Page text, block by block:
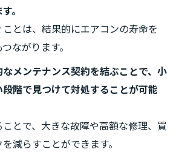
。
とは、結果的にエアコンの寿命を
ながります。
なメンテナンス契約を結ぶことで、小
段階で見つけて対処することが可能
とで、大きな故障や高額な修理、買
減らすことができます。